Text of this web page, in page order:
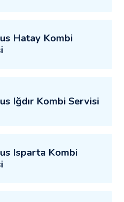
Hatay Kombi
Iğdır Kombi Servisi
Isparta Kombi